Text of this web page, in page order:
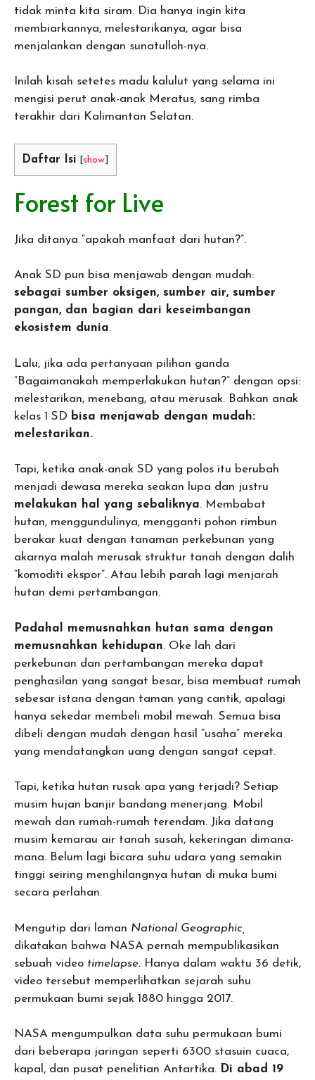
tidak minta kita siram. Dia hanya ingin kita
membiarkannya, melestarikanya, agar bisa
menjalankan dengan sunatulloh-nya.
Inilah kisah setetes madu kalulut yang selama ini
mengisi perut anak-anak Meratus, sang rimba
terakhir dari Kalimantan Selatan.
Daftar Isi [show]
Forest for Live
Jika ditanya “apakah manfaat dari hutan?”.
Anak SD pun bisa menjawab dengan mudah:
sebagai sumber oksigen, sumber air, sumber
pangan, dan bagian dari keseimbangan
ekosistem dunia.
Lalu, jika ada pertanyaan pilihan ganda
“Bagaimanakah memperlakukan hutan?” dengan opsi:
melestarikan, menebang, atau merusak. Bahkan anak
kelas 1 SD bisa menjawab dengan mudah:
melestarikan.
Tapi, ketika anak-anak SD yang polos itu berubah
menjadi dewasa mereka seakan lupa dan justru
melakukan hal yang sebaliknya. Membabat
hutan, menggundulinya, mengganti pohon rimbun
berakar kuat dengan tanaman perkebunan yang
akarnya malah merusak struktur tanah dengan dalih
“komoditi ekspor”. Atau lebih parah lagi menjarah
hutan demi pertambangan.
Padahal memusnahkan hutan sama dengan
memusnahkan kehidupan. Oke lah dari
perkebunan dan pertambangan mereka dapat
penghasilan yang sangat besar, bisa membuat rumah
sebesar istana dengan taman yang cantik, apalagi
hanya sekedar membeli mobil mewah. Semua bisa
dibeli dengan mudah dengan hasil “usaha” mereka
yang mendatangkan uang dengan sangat cepat.
Tapi, ketika hutan rusak apa yang terjadi? Setiap
musim hujan banjir bandang menerjang. Mobil
mewah dan rumah-rumah terendam. Jika datang
musim kemarau air tanah susah, kekeringan dimana-
mana. Belum lagi bicara suhu udara yang semakin
tinggi seiring menghilangnya hutan di muka bumi
secara perlahan.
Mengutip dari laman National Geographic,
dikatakan bahwa NASA pernah mempublikasikan
sebuah video timelapse. Hanya dalam waktu 36 detik,
video tersebut memperlihatkan sejarah suhu
permukaan bumi sejak 1880 hingga 2017.
NASA mengumpulkan data suhu permukaan bumi
dari beberapa jaringan seperti 6300 stasuin cuaca,
kapal, dan pusat penelitian Antartika. Di abad 19